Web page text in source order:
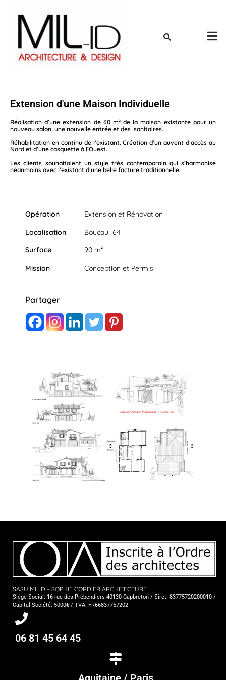
Extension d'une Maison Individuelle
Réalisation d’une extension de 60 m² de la maison existante pour un
nouveau salon, une nouvelle entrée et des sanitaires.
Réhabilitation en continu de l’existant. Création d’un auvent d’accès au
Nord et d’une casquette à l’Ouest.
Les clients souhaitaient un style très contemporain qui s’harmonise
néanmoins avec l’existant d’une belle facture traditionnelle.
Opération
Extension et Rénovation
Localisation
Boucau 64
Surface
90 m²
Mission
Conception et Permis
Partager
SASU MILID – SOPHIE CORDIER ARCHITECTURE
Siège Social: 16 rue des Prébendiers 40130 Capbreton / Siret: 83775720200010 /
Capital Société: 5000€ / TVA: FR66837757202
06 81 45 64 45